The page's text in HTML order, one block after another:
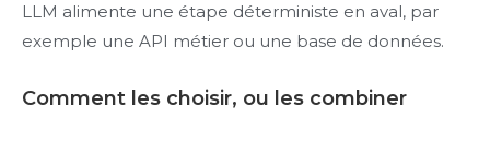
LLM alimente une étape déterministe en aval, par
exemple une API métier ou une base de données.
Comment les choisir, ou les combiner